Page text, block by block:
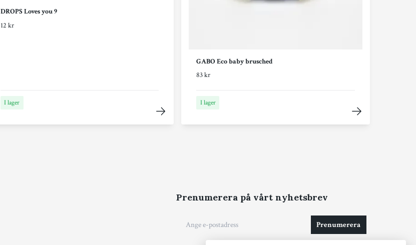
DROPS Loves you 9
12 kr
I lager
GABO Eco baby brusched
83 kr
I lager
Prenumerera på vårt nyhetsbrev
Prenumerera